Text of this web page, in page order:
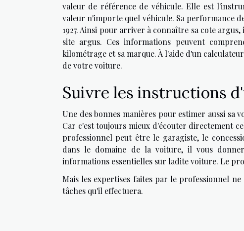
valeur de référence de véhicule. Elle est
valeur n'importe quel véhicule. Sa performance
1927. Ainsi pour arriver à connaître sa cote
site argus. Ces informations peuvent
kilométrage et sa marque. À l'aide d'un
de votre voiture.
Suivre les instructions
Une des bonnes manières pour estimer aussi
Car c'est toujours mieux d'écouter directement
professionnel peut être le garagiste, le
dans le domaine de la voiture, il vous
informations essentielles sur ladite voiture. Le
Mais les expertises faites par le professionnel
tâches qu'il effectuera.